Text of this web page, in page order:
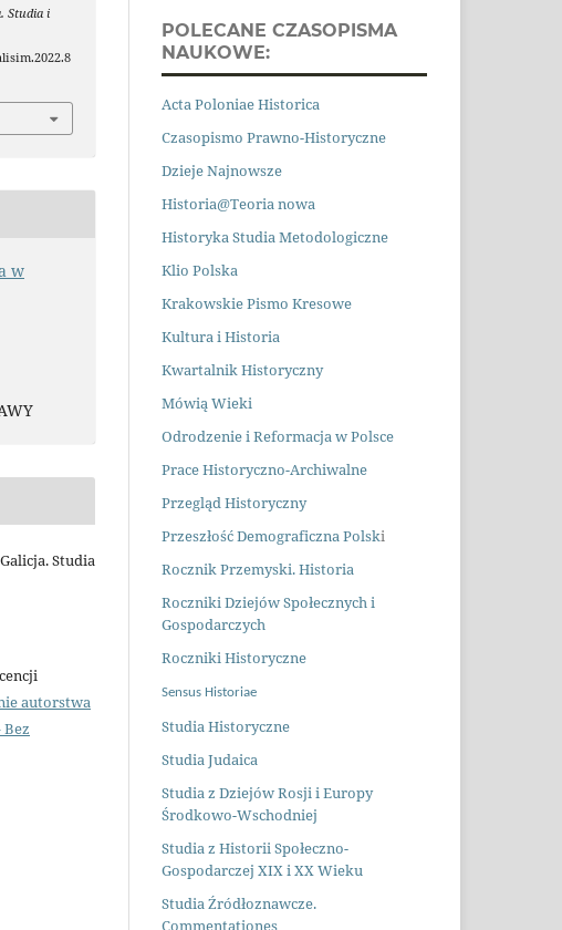
Studia i
w
Studia
autorstwa
POLECANE CZASOPISMA
NAUKOWE:
Acta Poloniae Historica
Czasopismo Prawno-Historyczne
Dzieje Najnowsze
Historia@Teoria nowa
Historyka Studia Metodologiczne
Klio Polska
Krakowskie Pismo Kresowe
Kultura i Historia
Kwartalnik Historyczny
Mówią Wieki
Odrodzenie i Reformacja w Polsce
Prace Historyczno-Archiwalne
Przegląd Historyczny
Przeszłość Demograficzna Polski
Rocznik Przemyski. Historia
Roczniki Dziejów Społecznych i
Gospodarczych
Roczniki Historyczne
Sensus Historiae
Studia Historyczne
Studia Judaica
Studia z Dziejów Rosji i Europy
Środkowo-Wschodniej
Studia z Historii Społeczno-
Gospodarczej XIX i XX Wieku
Studia Źródłoznawcze.
Commentationes